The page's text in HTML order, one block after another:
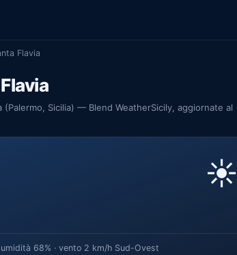
Flavia
(Palermo, Sicilia) — Blend WeatherSicily, aggiornate al
☀️
umidità 68% · vento 2 km/h Sud-Ovest